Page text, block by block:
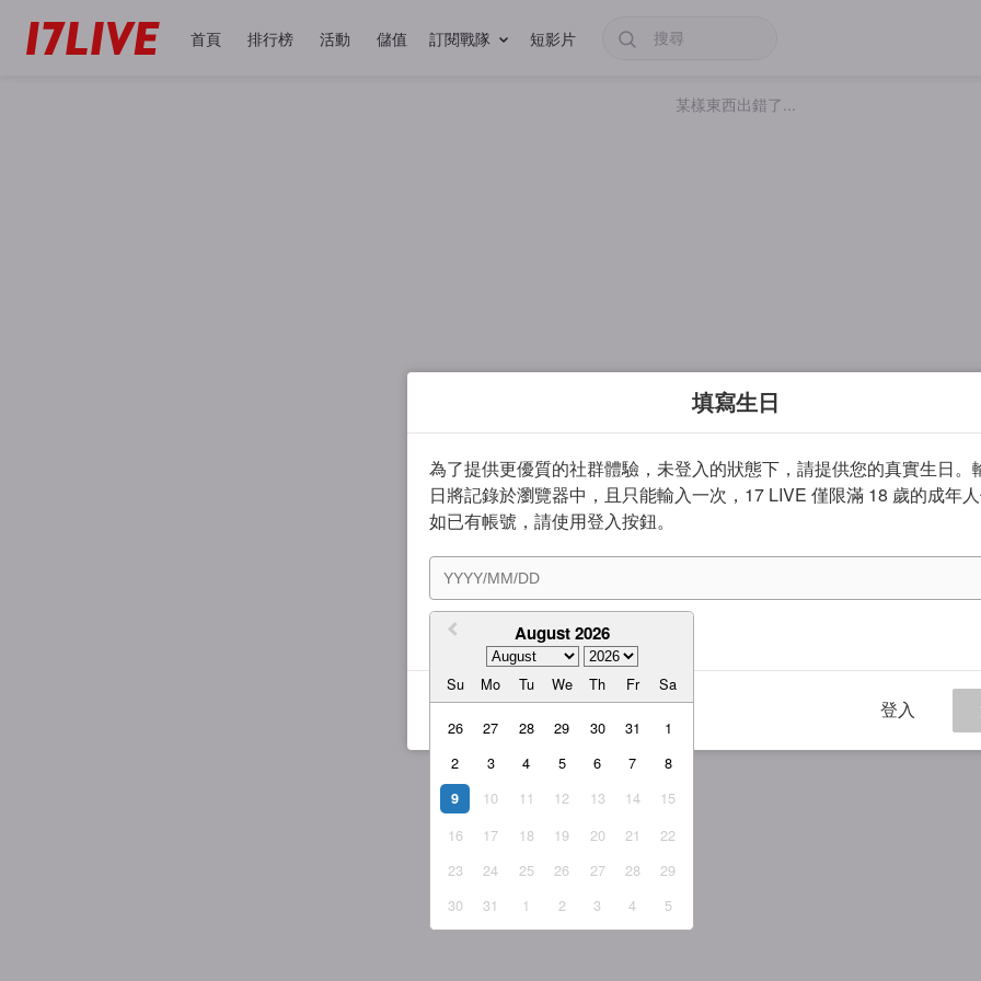
首頁 排行榜 活動 儲值 訂閱戰隊 短影片
某樣東西出錯了...
填寫生日
為了提供更優質的社群體驗，未登入的狀態下，請提供您的真實生日。
日將記錄於瀏覽器中，且只能輸入一次，17 LIVE 僅限滿 18 歲的成年人
如已有帳號，請使用登入按鈕。
August 2026
Su Mo Tu We Th Fr Sa
26 27 28 29 30 31
1
2
3 4 5 6 7 8
9 10 11 12 13 14
15
16
17 18 19 20 21
22
23
24 25 26 27 28
29
30
31 1 2 3 4 5
我同意 服務條款與隱私權政策
登入